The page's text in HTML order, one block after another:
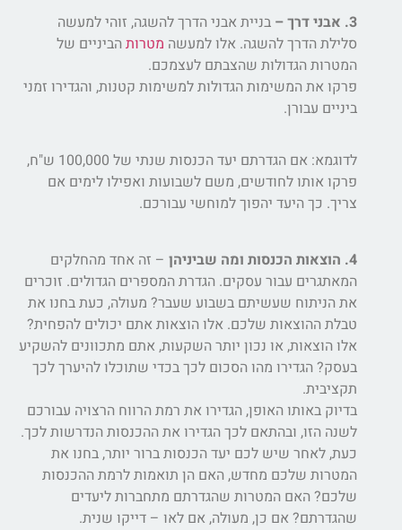
3. אבני דרך –
בניית אבני הדרך להשגה, זוהי למעשה
סלילת הדרך להשגה. אלו למעשה מטרותהביניים של
המטרות הגדולות שהצבתם לעצמכם.
פרקו את המשימות הגדולות למשימות קטנות, והגדירו זמני
ביניים עבורן.
לדוגמא: אם הגדרתם יעד הכנסות שנתי של 100,000 ש"ח,
פרקו אותו לחודשים, משם לשבועות ואפילו לימים אם
צריך. כך היעד יהפוך למוחשי עבורכם.
4. הוצאות הכנסות ומה שביניהן
– זה אחד מהחלקים
המאתגרים עבור עסקים. הגדרת המספרים הגדולים. זוכרים
את הניתוח שעשיתם בשבוע שעבר? מעולה, כעת בחנו את
טבלת ההוצאות שלכם. אלו הוצאות אתם יכולים להפחית?
אלו הוצאות, או נכון יותר השקעות, אתם מתכוונים להשקיע
בעסק? הגדירו מהו הסכום לכך בכדי שתוכלו להיערך לכך
תקציבית.
בדיוק באותו האופן, הגדירו את רמת הרווח הרצויה עבורכם
לשנה הזו, ובהתאם לכך הגדירו את ההכנסות הנדרשות לכך.
כעת, לאחר שיש לכם יעד הכנסות ברור יותר, בחנו את
המטרות שלכם מחדש, האם הן תואמות לרמת ההכנסות
שלכם? האם המטרות שהגדרתם מתחברות ליעדים
שהגדרתם? אם כן, מעולה, אם לאו – דייקו שנית.